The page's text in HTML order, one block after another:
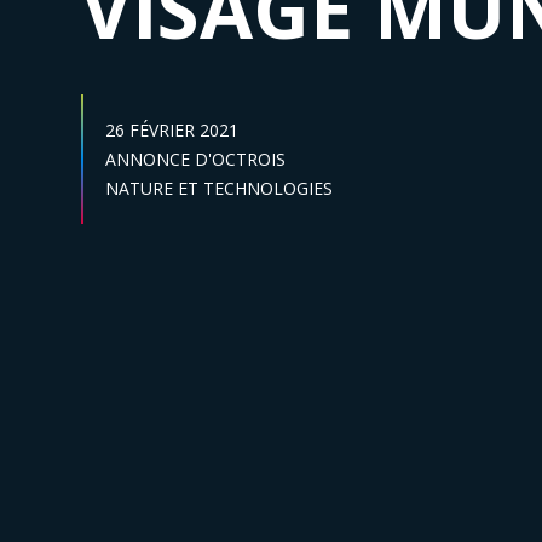
DATE DE PUBLICATION :
26 FÉVRIER 2021
Catégories :
ANNONCE D'OCTROIS
Secteur :
NATURE ET TECHNOLOGIES